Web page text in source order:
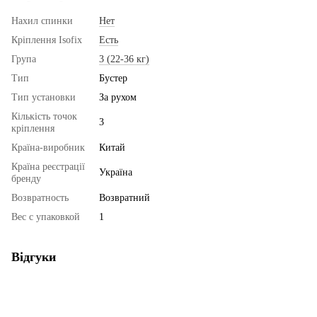
Нахил спинки
Нет
Кріплення Isofix
Есть
Група
3 (22-36 кг)
Тип
Бустер
Тип установки
За рухом
Кількість точок
кріплення
3
Країна-виробник
Китай
Країна реєстрації
бренду
Україна
Возвратность
Возвратний
Вес с упаковкой
1
Відгуки